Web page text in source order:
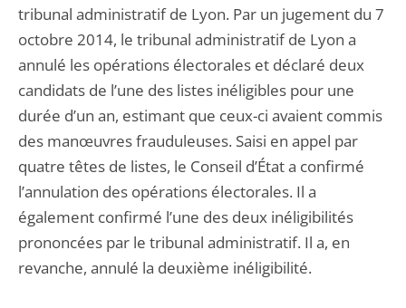
tribunal administratif de Lyon. Par un jugement du 7
octobre 2014, le tribunal administratif de Lyon a
annulé les opérations électorales et déclaré deux
candidats de l’une des listes inéligibles pour une
durée d’un an, estimant que ceux-ci avaient commis
des manœuvres frauduleuses. Saisi en appel par
quatre têtes de listes, le Conseil d’État a confirmé
l’annulation des opérations électorales. Il a
également confirmé l’une des deux inéligibilités
prononcées par le tribunal administratif. Il a, en
revanche, annulé la deuxième inéligibilité.